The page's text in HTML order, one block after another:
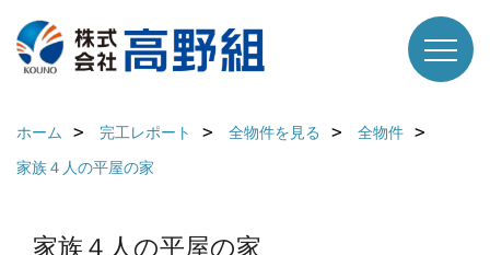
ホーム 完工レポート 全物件を見る
全物件
家族４人の平屋の家
家族４人の平屋の家